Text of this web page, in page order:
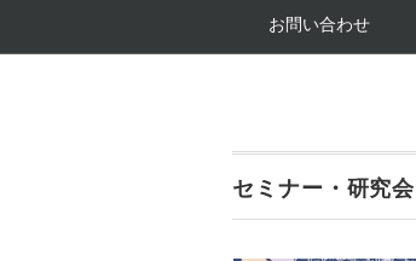
お問い合わせ
セミナー・研究会